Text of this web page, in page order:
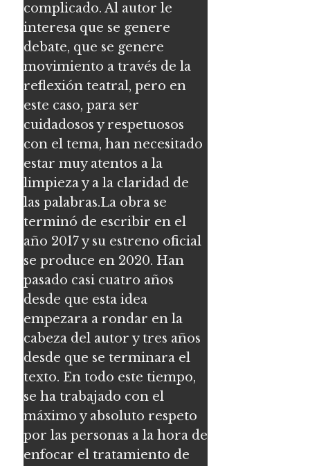
complicado. Al autor le
interesa que se genere
debate, que se genere
movimiento a través de la
reflexión teatral, pero en
este caso, para ser
cuidadosos y respetuosos
con el tema, han necesitado
estar muy atentos a la
limpieza y a la claridad de
las palabras.La obra se
terminó de escribir en el
año 2017 y su estreno oficial
se produce en 2020. Han
pasado casi cuatro años
desde que esta idea
empezara a rondar en la
cabeza del autor y tres años
desde que se terminara el
texto. En todo este tiempo,
se ha trabajado con el
máximo y absoluto respeto
por las personas a la hora de
enfocar el tratamiento de